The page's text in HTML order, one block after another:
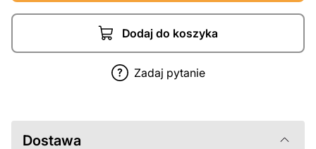
Dodaj do koszyka
Zadaj pytanie
Dostawa